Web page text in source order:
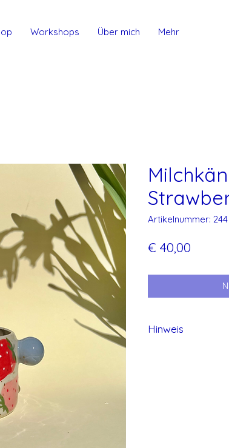
Workshops Über mich Mehr
Artikelnummer: 244
€ 40,00
Hinweis